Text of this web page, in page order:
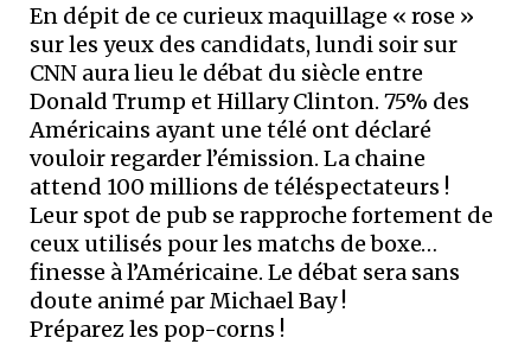
En dépit de ce curieux maquillage « rose »
sur les yeux des candidats, lundi soir sur
CNN aura lieu le débat du siècle entre
Donald Trump et Hillary Clinton. 75% des
Américains ayant une télé ont déclaré
vouloir regarder l’émission. La chaine
attend 100 millions de téléspectateurs !
Leur spot de pub se rapproche fortement de
ceux utilisés pour les matchs de boxe…
finesse à l’Américaine. Le débat sera sans
doute animé par Michael Bay !
Préparez les pop-corns !